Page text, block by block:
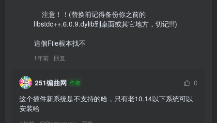
libstdc++.6.0.9.dylib到桌面或其它地方，切记!!!)
這個File根本找不
1年前 回复
251编曲网 作者
0
这个插件新系统是不支持的哈，只有老10.14以下系统可以
安装哈